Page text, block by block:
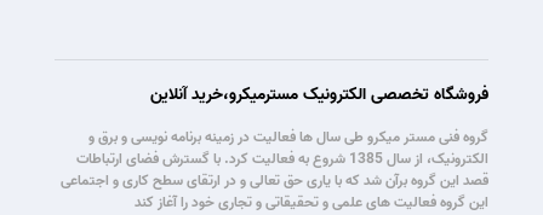
فروشگاه تخصصی الکترونیک مسترمیکرو،خرید آنلاین
گروه فنی مستر میکرو طی سال ها فعالیت در زمینه برنامه نویسی و برق و
الکترونیک، از سال 1385 شروع به فعالیت کرد. با گسترش فضای ارتباطات
قصد این گروه برآن شد که با یاری حق تعالی و در ارتقای سطح کاری و اجتماعی
این گروه فعالیت های علمی و تحقیقاتی و تجاری خود را آغاز کند